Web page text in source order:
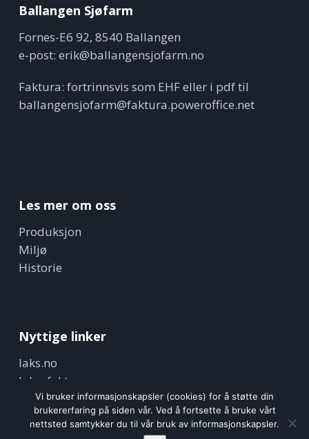
Ballangen Sjøfarm
Fornes-E6 92, 8540 Ballangen
e-post: erik@ballangensjofarm.no
Faktura: fortrinnsvis som EHF eller i pdf til
ballangensjofarm@faktura.poweroffice.net
Les mer om oss
Produksjon
Miljø
Historie
Nyttige linker
laks.no
laksefakta.no
nifes.no
Vi bruker informasjonskapsler (cookies) for å støtte din
brukererfaring på siden vår. Ved å fortsette å bruke vårt
nettsted samtykker du til vår bruk av informasjonskapsler.